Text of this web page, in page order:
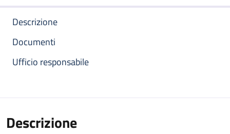
Descrizione
Documenti
Ufficio responsabile
Descrizione